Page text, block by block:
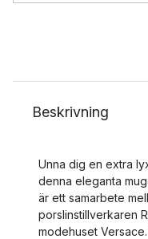
Beskrivning
Unna dig en extra
denna eleganta
är ett samarbete
porslinstillverkaren
modehuset